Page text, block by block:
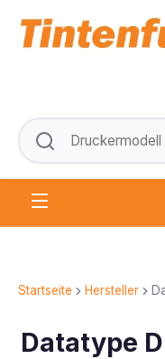
Startseite Hersteller
Datatype